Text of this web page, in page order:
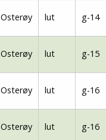
Osterøy lut g-14
Osterøy lut g-15
Osterøy lut g-16
Osterøy lut g-16